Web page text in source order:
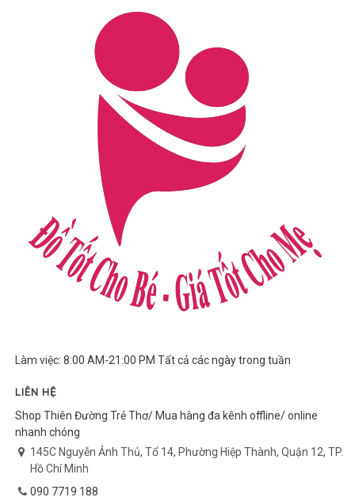
Làm việc: 8:00 AM-21:00 PM Tất cả các ngày trong tuần
LIÊN HỆ
Shop Thiên Đường Trẻ Thơ/ Mua hàng đa kênh offline/ online
nhanh chóng
145C Nguyễn Ảnh Thủ, Tổ 14, Phường Hiệp Thành, Quận 12, TP.
Hồ Chí Minh
090 7719 188